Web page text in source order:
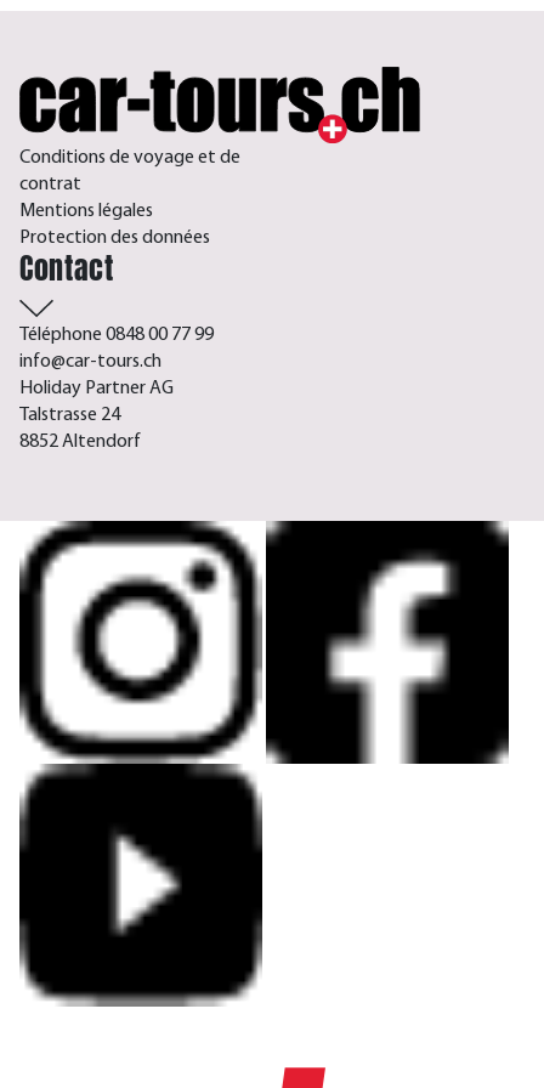
Conditions de voyage et de
contrat
Mentions légales
Protection des données
Contact
Téléphone 0848 00 77 99
info@car-tours.ch
Holiday Partner AG
Talstrasse 24
8852 Altendorf